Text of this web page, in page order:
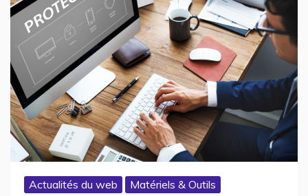
Actualités du web Matériels & Outils